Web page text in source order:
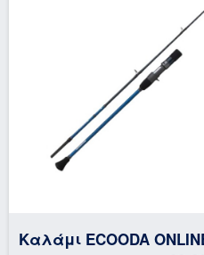
Καλάμι ECOODA